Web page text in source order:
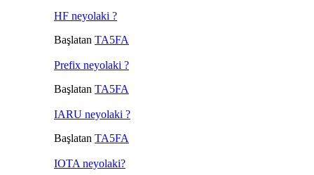
HF neyolaki ?
Başlatan TA5FA
Prefix neyolaki ?
Başlatan TA5FA
IARU neyolaki ?
Başlatan TA5FA
IOTA neyolaki?